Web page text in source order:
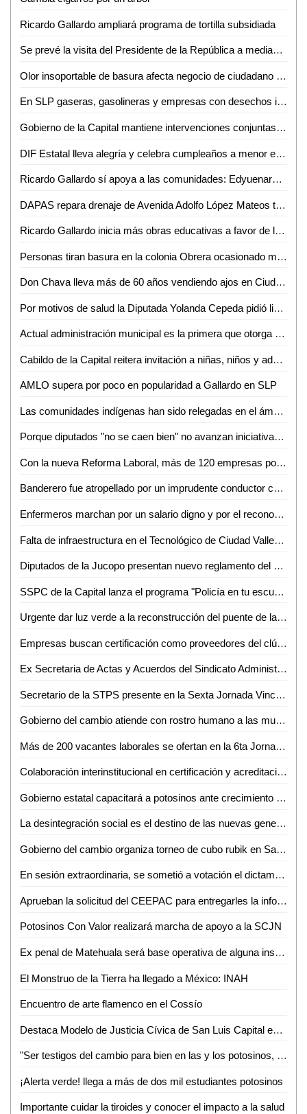
Ricardo Gallardo ampliará programa de tortilla subsidiada
Se prevé la visita del Presidente de la República a mediados de julio: David Medina
Olor insoportable de basura afecta negocio de ciudadano en Ciudad Valles
En SLP gaseras, gasolineras y empresas con desechos industriales operan de manera ilegal
Gobierno de la Capital mantiene intervenciones conjuntas para evitar tiraderos clandestinos
DIF Estatal lleva alegría y celebra cumpleaños a menor en penal
Ricardo Gallardo sí apoya a las comunidades: Edyuenary Castillo Hernández
DAPAS repara drenaje de Avenida Adolfo López Mateos tras denuncia de familia afectada
Ricardo Gallardo inicia más obras educativas a favor de la niñez potosina
Personas tiran basura en la colonia Obrera ocasionado malos olores en la zona
Don Chava lleva más de 60 años vendiendo ajos en Ciudad Valles
Por motivos de salud la Diputada Yolanda Cepeda pidió licencia a su cargo
Actual administración municipal es la primera que otorga becas al Tecnológico de Ciudad Valles: Rebeca Robledo
Cabildo de la Capital reitera invitación a niñas, niños y adolescentes potosinos al concurso Lluvia de Colores
AMLO supera por poco en popularidad a Gallardo en SLP
Las comunidades indígenas han sido relegadas en el ámbito político: Palmira Flores
Porque diputados "no se caen bien" no avanzan iniciativas: reprocha Lorca Valle al priista Edmundo Torresano
Con la nueva Reforma Laboral, más de 120 empresas potosinas han sido sancionadas: Néstor Garza
Banderero fue atropellado por un imprudente conductor cerca de Cemex
Enfermeros marchan por un salario digno y por el reconocimiento de su labor
Falta de infraestructura en el Tecnológico de Ciudad Valles limita a los jóvenes para estudiar: Héctor Aguilar
Diputados de la Jucopo presentan nuevo reglamento del Congreso de SLP
SSPC de la Capital lanza el programa "Policía en tu escuela" para reforzar la protección de niñas, niños y adolescentes*
Urgente dar luz verde a la reconstrucción del puente de la Avenida Universidad: SGG
Empresas buscan certificación como proveedores del clúster automotriz
Ex Secretaria de Actas y Acuerdos del Sindicato Administrativo de la UASLP pide su reinstalación
Secretario de la STPS presente en la Sexta Jornada Vinculación Laboral en Ciudad Valles
Gobierno del cambio atiende con rostro humano a las mujeres privadas de su libertad
Más de 200 vacantes laborales se ofertan en la 6ta Jornada de Vinculación Laboral: Lorenzo Estrada
Colaboración interinstitucional en certificación y acreditación: SGG
Gobierno estatal capacitará a potosinos ante crecimiento económico
La desintegración social es el destino de las nuevas generaciones: Miguel Castillo
Gobierno del cambio organiza torneo de cubo rubik en San Luis Potosí
En sesión extraordinaria, se sometió a votación el dictamen recaído al turno 4838 de la LXII legislatura
Aprueban la solicitud del CEEPAC para entregarles la información sobre la consulta a los pueblos y comunidades indígenas y afrodescendientes
Potosinos Con Valor realizará marcha de apoyo a la SCJN
Ex penal de Matehuala será base operativa de alguna institución de seguridad
El Monstruo de la Tierra ha llegado a México: INAH
Encuentro de arte flamenco en el Cossío
Destaca Modelo de Justicia Cívica de San Luis Capital en la Reunión de Ciudades Capitales
"Ser testigos del cambio para bien en las y los potosinos, es nuestro mayor motivo para servir": Estela Arriaga Márquez, Presidenta DIF Municipal
¡Alerta verde! llega a más de dos mil estudiantes potosinos
Importante cuidar la tiroides y conocer el impacto a la salud